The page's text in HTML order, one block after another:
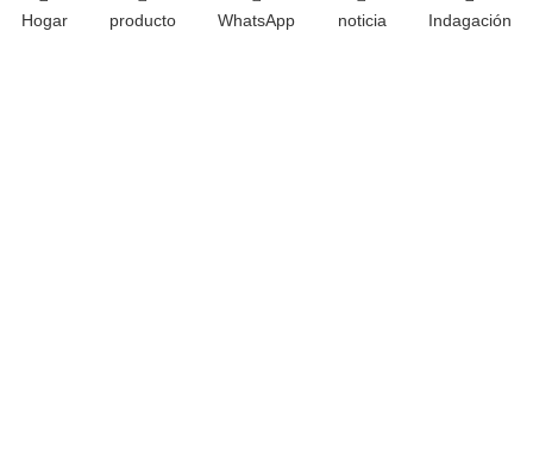
Remolque de cama baja de
3 ejes
Remolque Lowboy de 3 ejes
Hogar producto WhatsApp noticia Indagación